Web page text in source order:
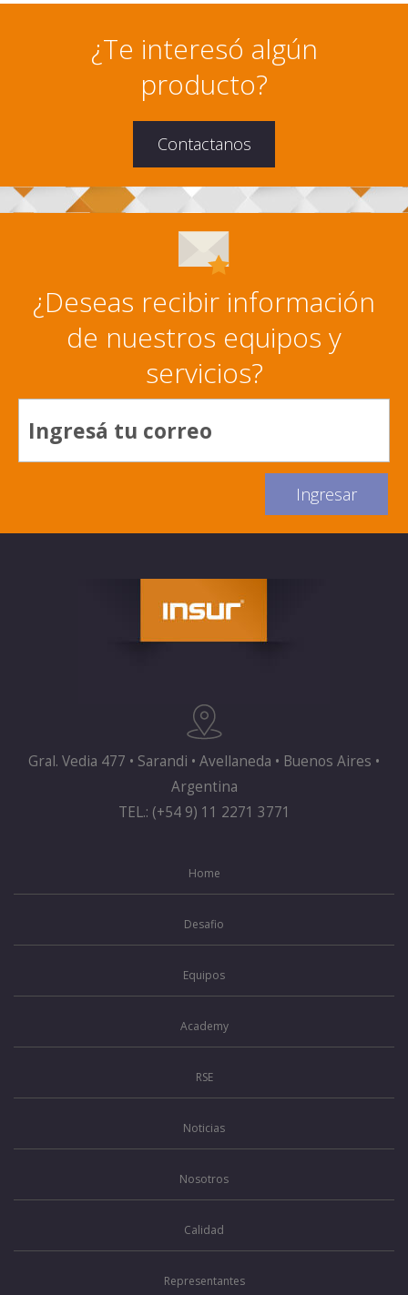
¿Te interesó algún
producto?
Contactanos
¿Deseas recibir información
de nuestros equipos y
servicios?
Gral. Vedia 477 • Sarandi • Avellaneda • Buenos Aires •
Argentina
TEL.: (+54 9) 11 2271 3771
Home
Desafio
Equipos
Academy
RSE
Noticias
Nosotros
Calidad
Representantes